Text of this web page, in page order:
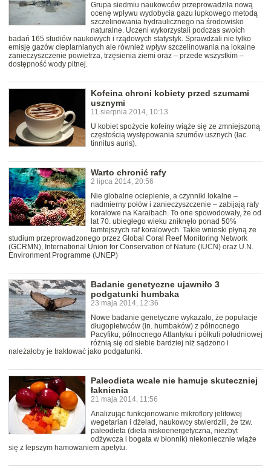
Grupa siedmiu naukowców przeprowadziła nową
ocenę wpływu wydobycia gazu łupkowego metodą
szczelinowania hydraulicznego na środowisko
naturalne. Uczeni wykorzystali podczas swoich
badań 165 studiów naukowych i rządowych statystyk. Sprawdzali nie tylko
emisję gazów cieplarnianych ale również wpływ szczelinowania na lokalne
zanieczyszczenie powietrza, trzęsienia ziemi oraz – przede wszystkim –
dostępność wody pitnej.
Kofeina chroni kobiety przed szumami
usznymi
11 sierpnia 2014, 10:13
U kobiet spożycie kofeiny wiąże się ze zmniejszoną
częstością występowania szumów usznych (łac.
tinnitus auris).
Warto chronić rafy
2 lipca 2014, 20:56
Nie globalne ocieplenie, a czynniki lokalne –
nadmierny połów i zanieczyszczenie – zabijają rafy
koralowe na Karaibach. To one spowodowały, że od
lat 70. ubiegłego wieku zniknęło ponad 50%
tamtejszych raf koralowych. Takie wnioski płyną ze
studium przeprowadzonego przez Global Coral Reef Monitoring Network
(GCRMN), International Union for Conservation of Nature (IUCN) oraz U.N.
Environment Programme (UNEP)
Badanie genetyczne ujawniło 3
podgatunki humbaka
23 maja 2014, 12:36
Nowe badanie genetyczne wykazało, że populacje
długopłetwców (in. humbaków) z północnego
Pacyfiku, północnego Atlantyku i półkuli południowej
różnią się od siebie bardziej niż sądzono i
należałoby je traktować jako podgatunki.
Paleodieta wcale nie hamuje skuteczniej
łaknienia
21 maja 2014, 11:56
Analizując funkcjonowanie mikroflory jelitowej
wegetarian i dżelad, naukowcy stwierdzili, że tzw.
paleodieta (dieta niskoenergetyczna, niezbyt
odżywcza i bogata w błonnik) niekoniecznie wiąże
się z lepszym hamowaniem apetytu.